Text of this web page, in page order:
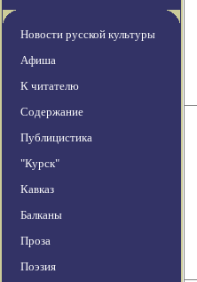
Новости русской культуры
Афиша
К читателю
Содержание
Публицистика
"Курск"
Кавказ
Балканы
Проза
Поэзия